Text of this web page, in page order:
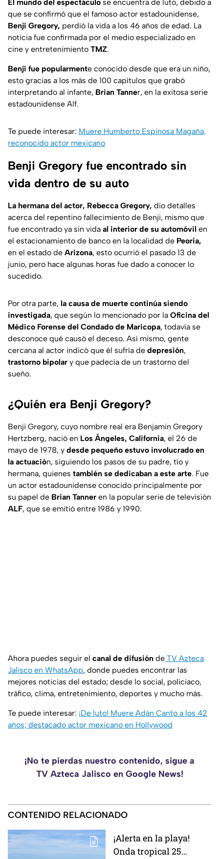
El mundo del espectáculo se encuentra de luto, debido a
que se confirmó que el famoso actor estadounidense,
Benji Gregory, perdió la vida a los 46 años de edad. La
noticia fue confirmada por el medio especializado en
cine y entretenimiento TMZ.
Benji fue popularmente conocido desde que era un niño,
esto gracias a los más de 100 capítulos que grabó
interpretando al infante, Brian Tanner, en la exitosa serie
estadounidense Alf.
Te puede interesar: Muere Humberto Espinosa Magaña,
reconocido actor mexicano
Benji Gregory fue encontrado sin
vida dentro de su auto
La hermana del actor, Rebecca Gregory, dio detalles
acerca del repentino fallecimiento de Benji, mismo que
fue encontrado ya sin vida al interior de su automóvil en
el estacionamiento de banco en la localidad de Peoria,
en el estado de Arizona, esto ocurrió el pasado 13 de
junio, pero hace algunas horas fue dado a conocer lo
sucedido.
Por otra parte, la causa de muerte continúa siendo
investigada, que según lo mencionado por la Oficina del
Médico Forense del Condado de Maricopa, todavía se
desconoce qué causó el deceso. Así mismo, gente
cercana al actor indicó que él sufría de depresión,
trastorno bipolar y que padecía de un trastorno del
sueño.
¿Quién era Benji Gregory?
Benji Gregory, cuyo nombre real era Benjamin Gregory
Hertzberg, nació en Los Ángeles, California, el 26 de
mayo de 1978, y desde pequeño estuvo involucrado en
la actuación, siguiendo los pasos de su padre, tío y
hermana, quienes también se dedicaban a este arte. Fue
un actor estadounidense conocido principalmente por
su papel de Brian Tanner en la popular serie de televisión
ALF, que se emitió entre 1986 y 1990.
Ahora puedes seguir el canal de difusión de TV Azteca
Jalisco en WhatsApp, donde puedes encontrar las
mejores noticias del estado; desde lo social, policiaco,
tráfico, clima, entretenimiento, deportes y mucho más.
Te puede interesar: ¡De luto! Muere Adán Canto a los 42
años; destacado actor mexicano en Hollywood
¡No te pierdas nuestro contenido, sigue a
TV Azteca Jalisco en Google News!
CONTENIDO RELACIONADO
¡Alerta en la playa!
Onda tropical 25